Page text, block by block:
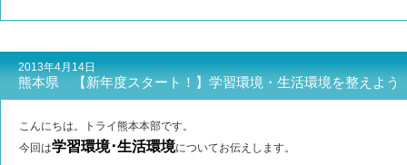
2013年4月14日
熊本県 【新年度スタート！】学習環境・生活環境を整えよう
こんにちは。トライ熊本本部です。
今回は学習環境･生活環境についてお伝えします。